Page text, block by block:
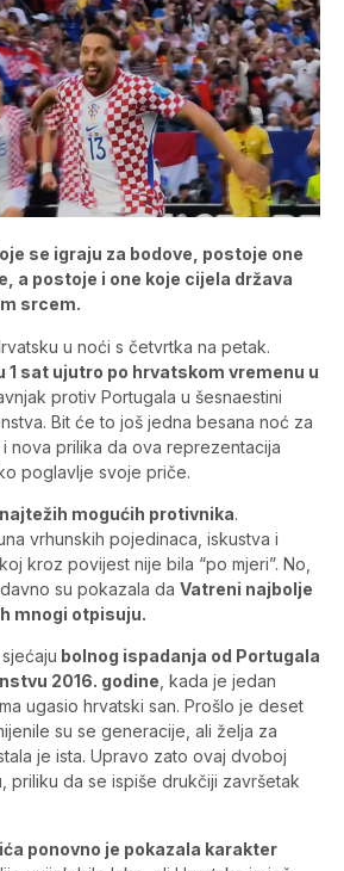
se igraju za bodove, postoje one
a postoje i one koje cijela država
srcem.
u noći s četvrtka na petak.
1 sat ujutro po hrvatskom vremenu u
protiv Portugala u šesnaestini
Bit će to još jedna besana noć za
nova prilika da ova reprezentacija
poglavlje svoje priče.
mogućih protivnika.
vrhunskih pojedinaca, iskustva i
kroz povijest nije bila “po mjeri”. No,
su pokazala da Vatreni najbolje
mnogi otpisuju.
bolnog ispadanja od Portugala
2016. godine , kada je jedan
ugasio hrvatski san. Prošlo je deset
su se generacije, ali želja za
je ista. Upravo zato ovaj dvoboj
priliku da se ispiše drukčiji završetak
ponovno je pokazala karakter